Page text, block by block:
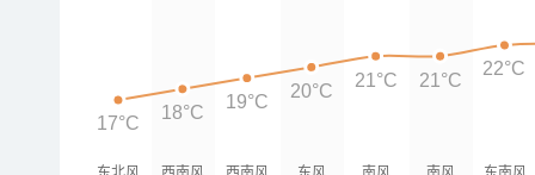
17°C
18°C
19°C
20°C
21°C 21°C
22°C